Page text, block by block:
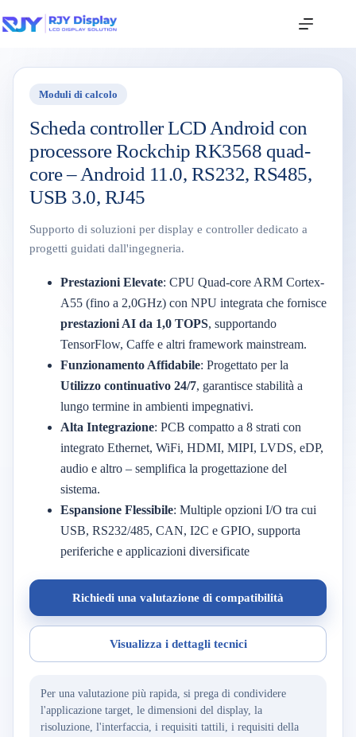
Moduli di calcolo
Scheda controller LCD Android con
processore Rockchip RK3568 quad-
core – Android 11.0, RS232, RS485,
USB 3.0, RJ45
Supporto di soluzioni per display e controller dedicato a
progetti guidati dall'ingegneria.
Prestazioni Elevate: CPU Quad-core ARM Cortex-
A55 (fino a 2,0GHz) con NPU integrata che fornisce
prestazioni AI da 1,0 TOPS, supportando
TensorFlow, Caffe e altri framework mainstream.
Funzionamento Affidabile: Progettato per la
Utilizzo continuativo 24/7, garantisce stabilità a
lungo termine in ambienti impegnativi.
Alta Integrazione: PCB compatto a 8 strati con
integrato Ethernet, WiFi, HDMI, MIPI, LVDS, eDP,
audio e altro – semplifica la progettazione del
sistema.
Espansione Flessibile: Multiple opzioni I/O tra cui
USB, RS232/485, CAN, I2C e GPIO, supporta
periferiche e applicazioni diversificate
Richiedi una valutazione di compatibilità
Visualizza i dettagli tecnici
Per una valutazione più rapida, si prega di condividere
l'applicazione target, le dimensioni del display, la
risoluzione, l'interfaccia, i requisiti tattili, i requisiti della